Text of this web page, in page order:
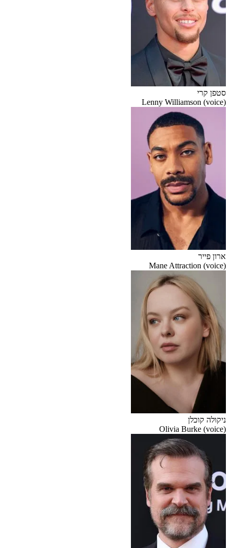
סטפן קרי
Lenny Williamson (voice)
ארון פייר
Mane Attraction (voice)
ניקולה קוכלן
Olivia Burke (voice)